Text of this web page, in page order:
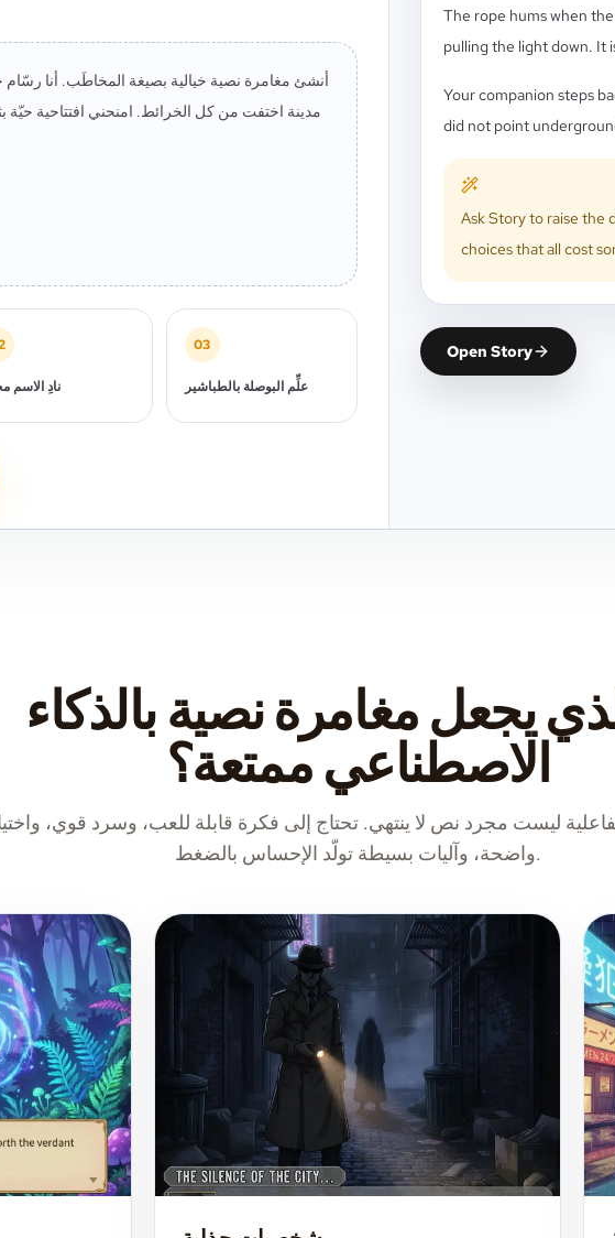
أنشئ مغامرة نصية خيالية بصيغة المخاطَب. أنا
مدينة اختفت من كل الخرائط. امنحني افتتاحية حيّة
نادِ الاسم
03
علِّم البوصلة بالطباشير
The rope hums when
pulling the light down. It
Your companion steps
did not point
Ask Story to raise the
choices that all cost
Open Story
يجعل مغامرة نصية بالذكاء
الاصطناعي ممتعة؟
ليست مجرد نص لا ينتهي. تحتاج إلى فكرة قابلة للعب، وسرد قوي،
واضحة، وآليات بسيطة تولّد الإحساس بالضغط.